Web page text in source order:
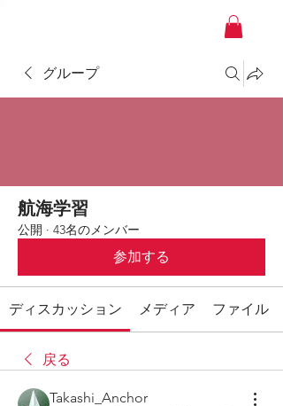
グループ
航海学習
公開 · 43名のメンバー
参加する
ディスカッション メディア ファイル
戻る
Takashi_Anchor